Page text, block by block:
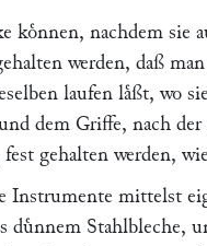
koͤnnen, nachdem sie
werden, daß
laufen laͤßt, wo
dem Griffe, nach
gehalten werden,
Instrumente mittelst
duͤnnem Stahlbleche,